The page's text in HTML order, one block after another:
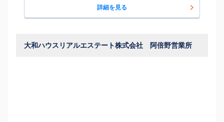
詳細を見る
大和ハウスリアルエステート株式会社 阿倍野営業所